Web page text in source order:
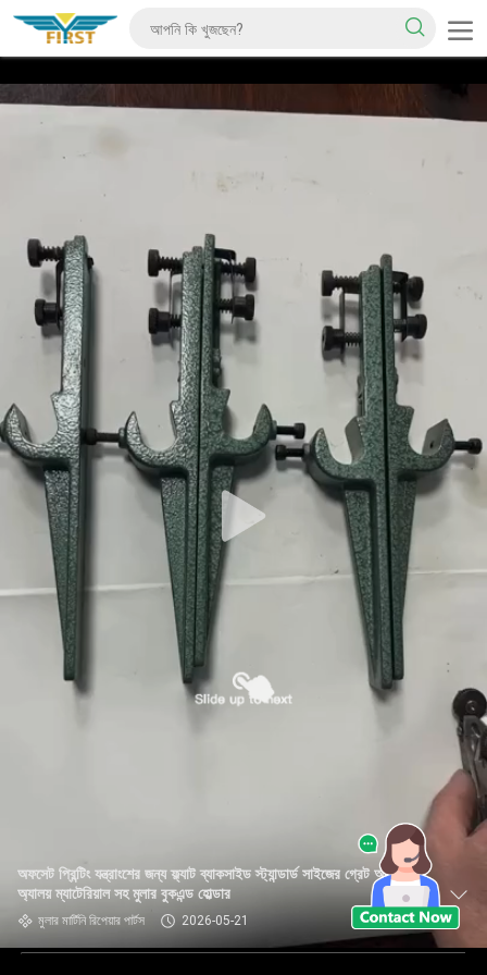
অফসেট প্রিন্টিং যন্ত্রাংশের জন্য ফ্ল্যাট ব্যাকসাইড স্ট্যান্ডার্ড সাইজের গ্রেট আয়রন/
অ্যালয় ম্যাটেরিয়াল সহ মুলার বুকএন্ড হোল্ডার
মুলার মার্টিনি রিপেয়ার পার্টস 2026-05-21